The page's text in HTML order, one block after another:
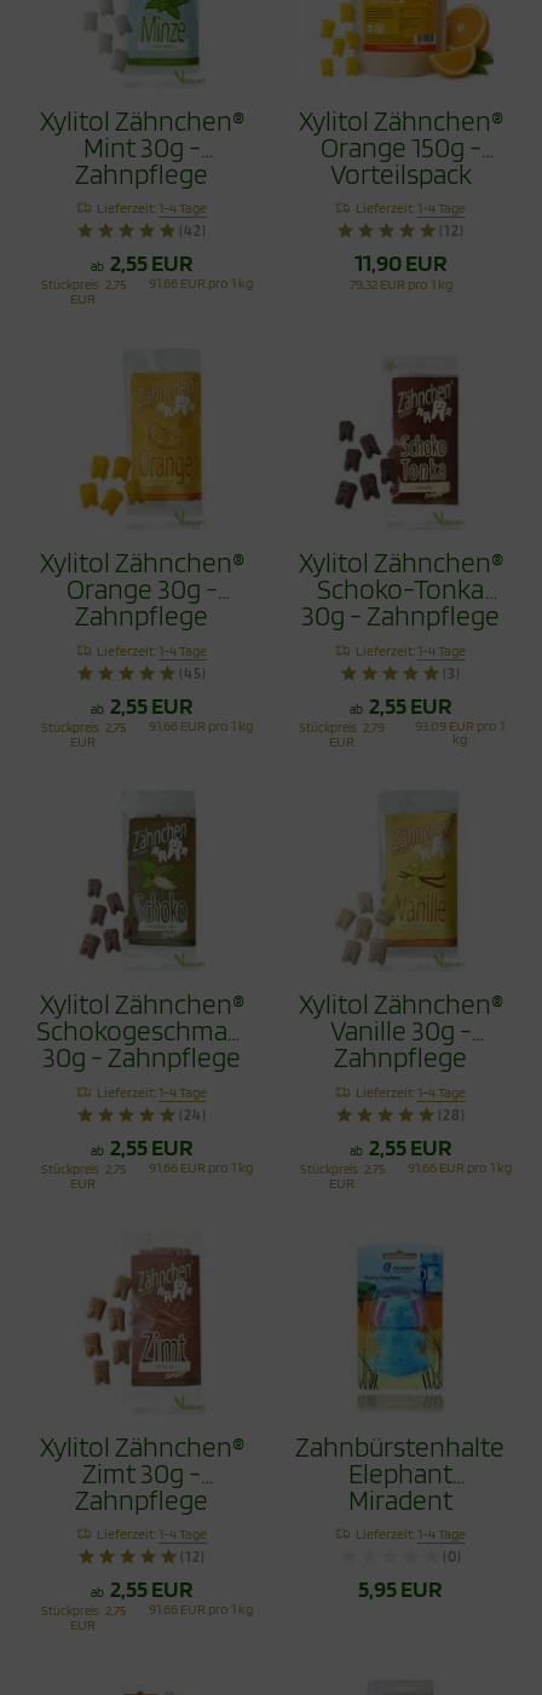
Xylitol Zähnchen®
Mint 30g -
Zahnpflege
Bonbons
Lieferzeit:1-4 Tage
(42)
ab 2,55 EUR
Stückpreis 2,75
EUR
91,66 EUR pro 1 kg
Xylitol Zähnchen®
Orange 150g -
Vorteilspack
Lieferzeit:1-4 Tage
(12)
11,90 EUR
79,32 EUR pro 1 kg
Xylitol Zähnchen®
Orange 30g -
Zahnpflege
Bonbons
Lieferzeit:1-4 Tage
(45)
ab 2,55 EUR
Stückpreis 2,75
EUR
91,66 EUR pro 1 kg
Xylitol Zähnchen®
Schoko-Tonka
30g - Zahnpflege
Bonbons
Lieferzeit:1-4 Tage
(3)
ab 2,55 EUR
Stückpreis 2,79
EUR
93,09 EUR pro 1
kg
Xylitol Zähnchen®
Schokogeschmack
30g - Zahnpflege
Bonbons
Lieferzeit:1-4 Tage
(24)
ab 2,55 EUR
Stückpreis 2,75
EUR
91,66 EUR pro 1 kg
Xylitol Zähnchen®
Vanille 30g -
Zahnpflege
Bonbons
Lieferzeit:1-4 Tage
(28)
ab 2,55 EUR
Stückpreis 2,75
EUR
91,66 EUR pro 1 kg
Xylitol Zähnchen®
Zimt 30g -
Zahnpflege
Bonbons
Lieferzeit:1-4 Tage
(12)
ab 2,55 EUR
Stückpreis 2,75
EUR
91,66 EUR pro 1 kg
Zahnbürstenhalter
Elephant
Miradent
Lieferzeit:1-4 Tage
(0)
5,95 EUR